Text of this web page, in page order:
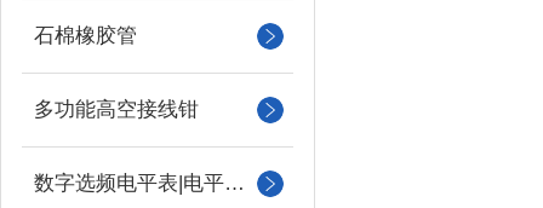
石棉橡胶管
多功能高空接线钳
数字选频电平表|电平振荡器